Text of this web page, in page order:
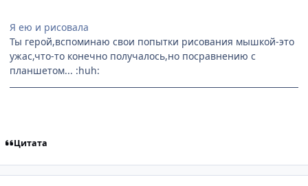
Я ею и рисовала
Ты герой,вспоминаю свои попытки рисования мышкой-это
ужас,что-то конечно получалось,но посравнению с
планшетом... :huh:
Цитата